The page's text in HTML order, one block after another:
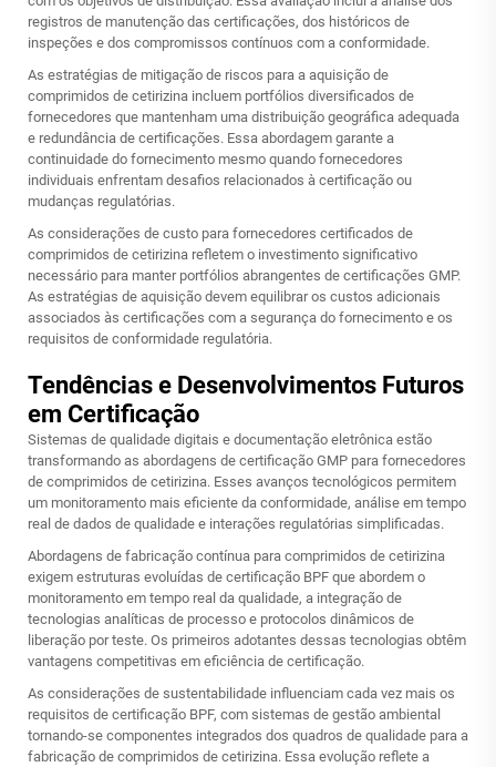
registros de manutenção das certificações, dos históricos de
inspeções e dos compromissos contínuos com a conformidade.
As estratégias de mitigação de riscos para a aquisição de
comprimidos de cetirizina incluem portfólios diversificados de
fornecedores que mantenham uma distribuição geográfica adequada
e redundância de certificações. Essa abordagem garante a
continuidade do fornecimento mesmo quando fornecedores
individuais enfrentam desafios relacionados à certificação ou
mudanças regulatórias.
As considerações de custo para fornecedores certificados de
comprimidos de cetirizina refletem o investimento significativo
necessário para manter portfólios abrangentes de certificações GMP.
As estratégias de aquisição devem equilibrar os custos adicionais
associados às certificações com a segurança do fornecimento e os
requisitos de conformidade regulatória.
Tendências e Desenvolvimentos Futuros
em Certificação
Sistemas de qualidade digitais e documentação eletrônica estão
transformando as abordagens de certificação GMP para fornecedores
de comprimidos de cetirizina. Esses avanços tecnológicos permitem
um monitoramento mais eficiente da conformidade, análise em tempo
real de dados de qualidade e interações regulatórias simplificadas.
Abordagens de fabricação contínua para comprimidos de cetirizina
exigem estruturas evoluídas de certificação BPF que abordem o
monitoramento em tempo real da qualidade, a integração de
tecnologias analíticas de processo e protocolos dinâmicos de
liberação por teste. Os primeiros adotantes dessas tecnologias obtêm
vantagens competitivas em eficiência de certificação.
As considerações de sustentabilidade influenciam cada vez mais os
requisitos de certificação BPF, com sistemas de gestão ambiental
tornando-se componentes integrados dos quadros de qualidade para a
fabricação de comprimidos de cetirizina. Essa evolução reflete a